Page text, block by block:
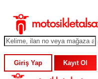
Giriş Yap Kayıt Ol